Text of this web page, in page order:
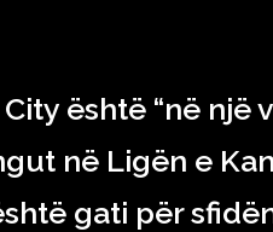
është “në një
në Ligën e
gati për